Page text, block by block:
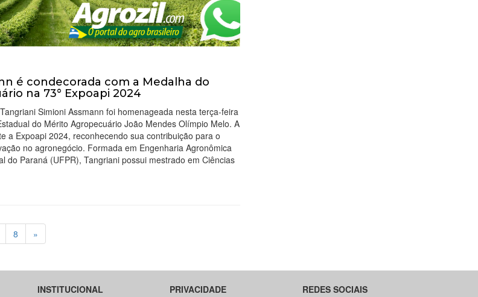
é condecorada com a Medalha do
na 73° Expoapi 2024
Simioni Assmann foi homenageada nesta terça-feira
do Mérito Agropecuário João Mendes Olímpio Melo. A
a Expoapi 2024, reconhecendo sua contribuição para o
no agronegócio. Formada em Engenharia Agronômica
do Paraná (UFPR), Tangriani possui mestrado em Ciências
8 »
INSTITUCIONAL PRIVACIDADE REDES SOCIAIS